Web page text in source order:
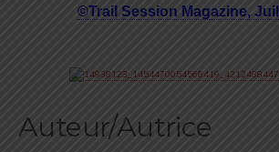
©Trail Session Magazine,
Auteur/Autrice